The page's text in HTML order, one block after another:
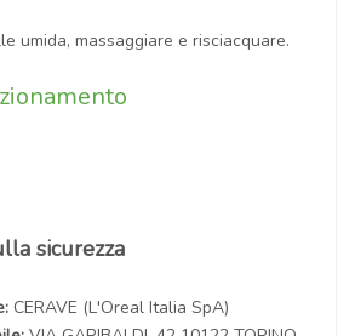
umida, massaggiare e risciacquare.
sicurezza
CERAVE (L'Oreal Italia SpA)